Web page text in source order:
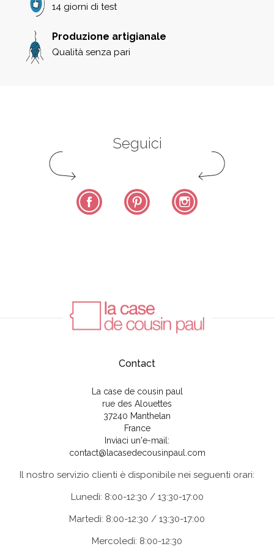
14 giorni di test
Produzione artigianale
Qualità senza pari
Seguici
Facebook Pinterest
Contact
La case de cousin paul
rue des Alouettes
37240 Manthelan
France
Inviaci un'e-mail:
contact@lacasedecousinpaul.com
Il nostro servizio clienti è disponibile nei seguenti orari:
Lunedì: 8:00-12:30 / 13:30-17:00
Martedì: 8:00-12:30 / 13:30-17:00
Mercoledì: 8:00-12:30